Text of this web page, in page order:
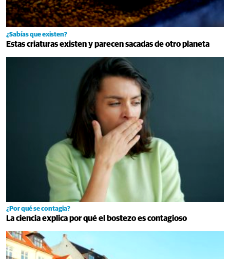
¿Sabías que existen?
Estas criaturas existen y parecen sacadas de otro planeta
¿Por qué se contagia?
La ciencia explica por qué el bostezo es contagioso